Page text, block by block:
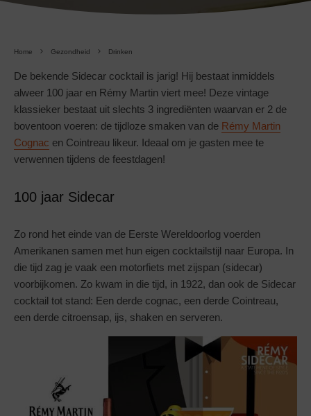
Home Gezondheid Drinken
De bekende Sidecar cocktail is jarig! Hij bestaat inmiddels
alweer 100 jaar en Rémy Martin viert mee! Deze vintage
klassieker bestaat uit slechts 3 ingrediënten waarvan er 2 de
boventoon voeren: de tijdloze smaken van de Rémy Martin
Cognac en Cointreau likeur. Ideaal om je gasten mee te
verwennen tijdens de feestdagen!
100 jaar Sidecar
Zo rond het einde van de Eerste Wereldoorlog voerden
Amerikanen samen met hun eigen cocktailstijl naar Europa. In
die tijd zag je vaak een motorfiets met zijspan (sidecar)
voorbijkomen. Zo kwam in die tijd, in 1922, dan ook de Sidecar
cocktail tot stand: Een derde cognac, een derde Cointreau,
een derde citroensap, ijs, shaken en serveren.